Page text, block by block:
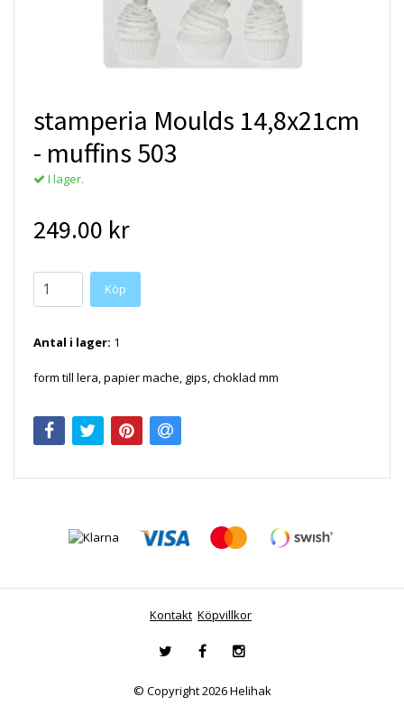
stamperia Moulds 14,8x21cm
- muffins 503
I lager.
249.00 kr
Antal i lager: 1
form till lera, papier mache, gips, choklad mm
Kontakt Köpvillkor
© Copyright 2026 Helihak